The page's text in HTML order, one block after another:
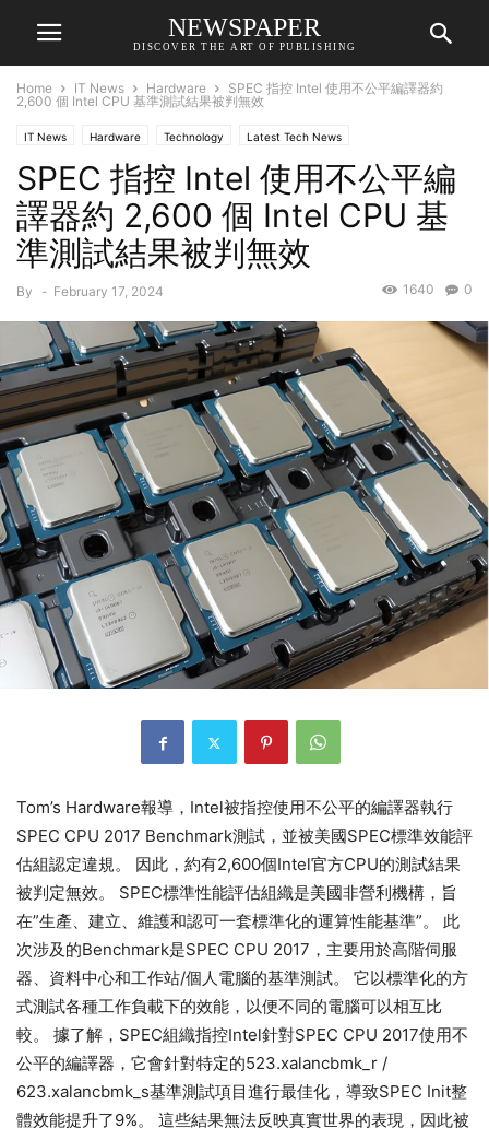
NEWSPAPER
DISCOVER THE ART OF PUBLISHING
Home IT News Hardware
SPEC 指控 Intel 使用不公平編譯器約
2,600 個 Intel CPU 基準測試結果被判無效
IT News Hardware Technology Latest Tech News
SPEC 指控 Intel 使用不公平編
譯器約 2,600 個 Intel CPU 基
準測試結果被判無效
By - February 17, 2024 0
1640
Tom’s Hardware報導，Intel被指控使用不公平的編譯器執行
SPEC CPU 2017 Benchmark測試，並被美國SPEC標準效能評
估組認定違規。 因此，約有2,600個Intel官方CPU的測試結果
被判定無效。 SPEC標準性能評估組織是美國非營利機構，旨
在”生產、建立、維護和認可一套標準化的運算性能基準”。 此
次涉及的Benchmark是SPEC CPU 2017，主要用於高階伺服
器、資料中心和工作站/個人電腦的基準測試。 它以標準化的方
式測試各種工作負載下的效能，以便不同的電腦可以相互比
較。 據了解，SPEC組織指控Intel針對SPEC CPU 2017使用不
公平的編譯器，它會針對特定的523.xalancbmk_r /
623.xalancbmk_s基準測試項目進行最佳化，導致SPEC Init整
體效能提升了9%。 這些結果無法反映真實世界的表現，因此被